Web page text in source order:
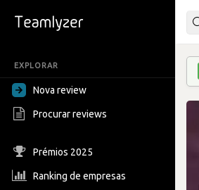
EXPLORAR
Nova review
Procurar reviews
Prémios 2025
Ranking de empresas